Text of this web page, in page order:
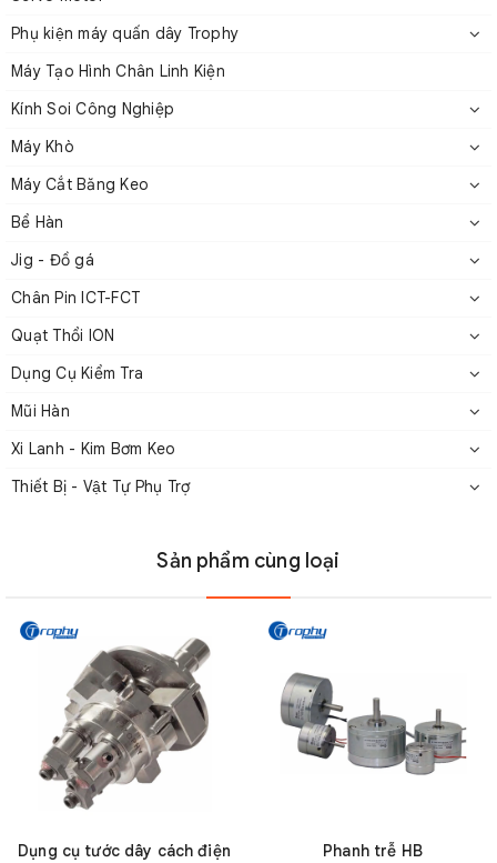
Ròng rọc dây gốm với mặt bích nhựa
2. Thông số kỹ thuật
Cấu tạo cơ bản của ròng rọc dây gốm với mặt bích nhựa
Model
Kích thước (mm)
Phụ kiện máy quấn dây Trophy
Máy Tạo Hình Chân Linh Kiện
Kính Soi Công Nghiệp
Máy Khò
Máy Cắt Băng Keo
Bể Hàn
Jig - Đồ gá
Chân Pin ICT-FCT
Quạt Thổi ION
Dụng Cụ Kiểm Tra
Mũi Hàn
Xi Lanh - Kim Bơm Keo
Thiết Bị - Vật Tự Phụ Trợ
Sản phẩm cùng loại
Dụng cụ tước dây cách điện Phanh trễ HB